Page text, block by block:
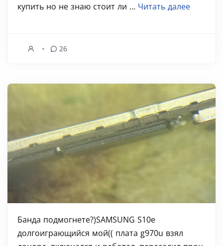
купить но не знаю стоит ли ... Читать далее
26
Банда подмогнете?)SAMSUNG S10e
долгоиграющийся мой(( плата g970u взял